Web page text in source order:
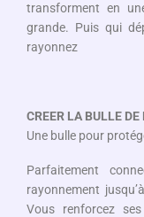
transforment en
grande. Puis qui
rayonnez
CREER LA BULLE
Une bulle pour
Parfaitement
rayonnement
Vous renforcez